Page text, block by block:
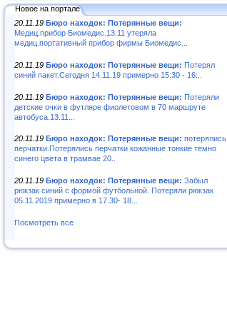
Новое на портале
20.11.19 Бюро находок: Потерянные вещи:
Медиц.прибор Биомедис.13.11 утеряла
медиц.портативный прибор фирмы Биомедис...
20.11.19 Бюро находок: Потерянные вещи: Потерял
синий пакет.Сегодня 14.11.19 примерно 15:30 - 16:..
20.11.19 Бюро находок: Потерянные вещи: Потеряли
детские очки в футляре фиолетовом в 70 маршруте
автобуса.13.11...
20.11.19 Бюро находок: Потерянные вещи: потерялись
перчатки.Потерялись перчатки кожанные тонкие темно
синего цвета в трамвае 20..
20.11.19 Бюро находок: Потерянные вещи: Забыл
рюкзак синий с формой футбольной. Потеряли рюкзак
05.11.2019 примерно в 17.30- 18...
Посмотреть все